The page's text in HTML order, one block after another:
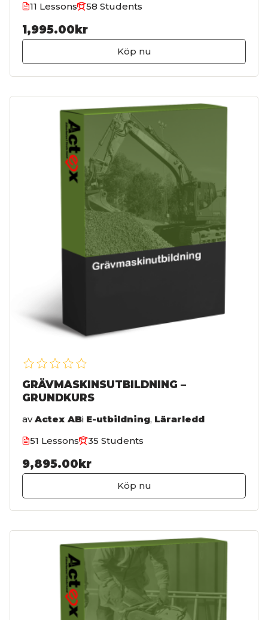
11 Lessons
58 Students
1,995.00kr
Köp nu
GRÄVMASKINSUTBILDNING –
GRUNDKURS
av Actex ABi E-utbildning, Lärarledd
51 Lessons
35 Students
9,895.00kr
Köp nu